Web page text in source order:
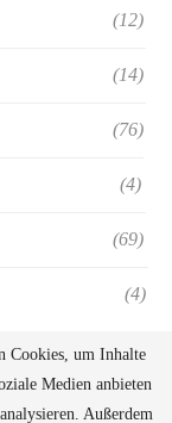
(12)
(14)
(76)
(4)
(69)
(4)
Cookies, um Inhalte
Medien anbieten
Außerdem